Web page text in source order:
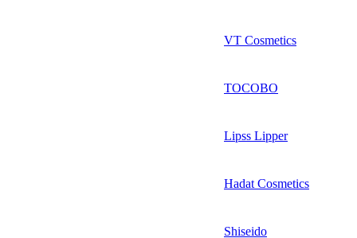
VT Cosmetics
TOCOBO
Lipss Lipper
Hadat Cosmetics
Shiseido